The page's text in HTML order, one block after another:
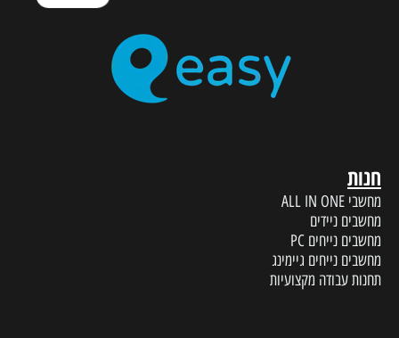
חנות
מחשבי ALL IN ONE
מחשבים ניידים
מחשבים נייחים PC
מחשבים נייחים גיימינג
תחנות עבודה מקצועיות